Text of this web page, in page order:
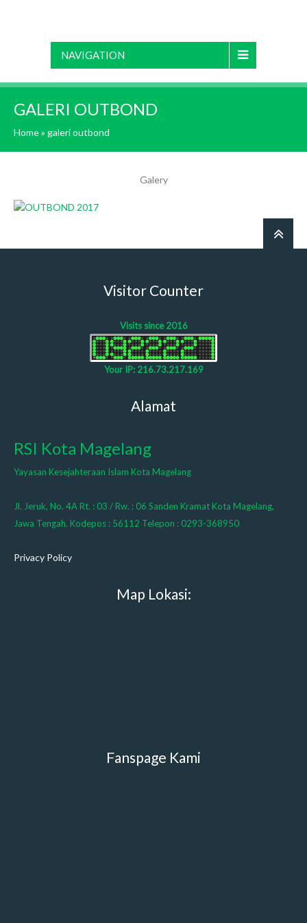
NAVIGATION
GALERI OUTBOND
Home» galeri outbond
Galery
Visitor Counter
Visits since 2016
Your IP: 216.73.217.169
Alamat
RSI Kota Magelang
Yayasan Kesejahteraan Islam Kota Magelang
Jl. Jeruk, No. 4A Rt. : 03 / Rw. : 06 Sanden Kramat Kota Magelang,
Jawa Tengah. Kodepos : 56112 Telepon : 0293-368950
Privacy Policy
Map Lokasi:
Fanspage Kami